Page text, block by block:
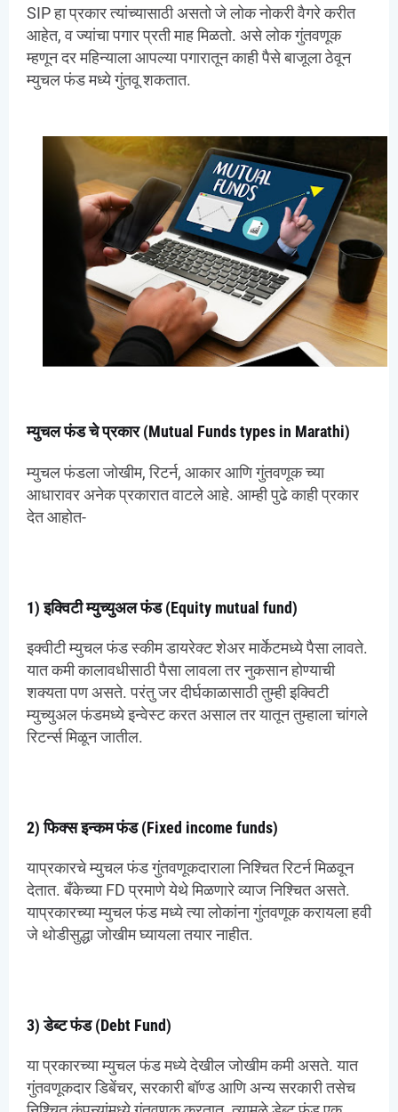
SIP हा प्रकार त्यांच्यासाठी असतो जे लोक नोकरी वैगरे करीत
आहेत, व ज्यांचा पगार प्रती माह मिळतो. असे लोक गुंतवणूक
म्हणून दर महिन्याला आपल्या पगारातून काही पैसे बाजूला ठेवून
म्युचल फंड मध्ये गुंतवू शकतात.
म्युचल फंड चे प्रकार (Mutual Funds types in Marathi)
म्युचल फंडला जोखीम, रिटर्न, आकार आणि गुंतवणूक च्या
आधारावर अनेक प्रकारात वाटले आहे. आम्ही पुढे काही प्रकार
देत आहोत-
1) इक्विटी म्युच्युअल फंड (Equity mutual fund)
इक्वीटी म्युचल फंड स्कीम डायरेक्ट शेअर मार्केटमध्ये पैसा लावते.
यात कमी कालावधीसाठी पैसा लावला तर नुकसान होण्याची
शक्यता पण असते. परंतु जर दीर्घकाळासाठी तुम्ही इक्विटी
म्युच्युअल फंडमध्ये इन्वेस्ट करत असाल तर यातून तुम्हाला चांगले
रिटर्न्स मिळून जातील.
2) फिक्स इन्कम फंड (Fixed income funds)
याप्रकारचे म्युचल फंड गुंतवणूकदाराला निश्चित रिटर्न मिळवून
देतात. बँकेच्या FD प्रमाणे येथे मिळणारे व्याज निश्चित असते.
याप्रकारच्या म्युचल फंड मध्ये त्या लोकांना गुंतवणूक करायला हवी
जे थोडीसुद्धा जोखीम घ्यायला तयार नाहीत.
3) डेब्ट फंड (Debt Fund)
या प्रकारच्या म्युचल फंड मध्ये देखील जोखीम कमी असते. यात
गुंतवणूकदार डिबेंचर, सरकारी बॉण्ड आणि अन्य सरकारी तसेच